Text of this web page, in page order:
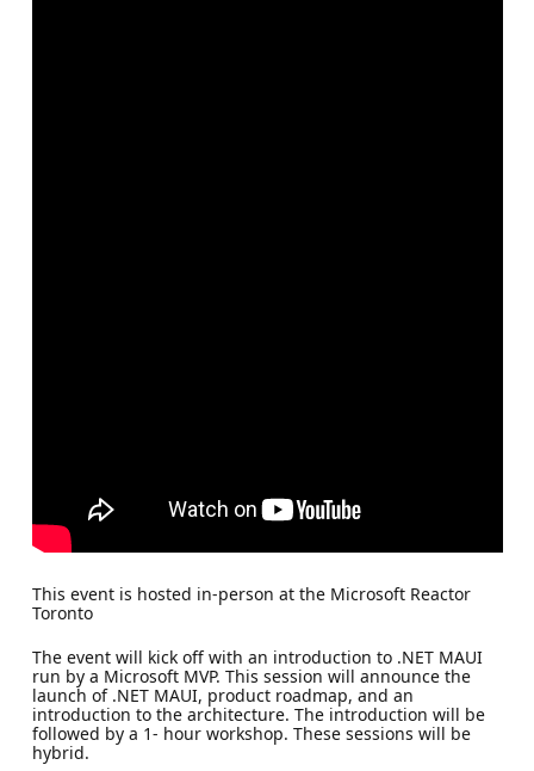
This event is hosted in-person at the Microsoft Reactor
Toronto
The event will kick off with an introduction to .NET MAUI
run by a Microsoft MVP. This session will announce the
launch of .NET MAUI, product roadmap, and an
introduction to the architecture. The introduction will be
followed by a 1- hour workshop. These sessions will be
hybrid.